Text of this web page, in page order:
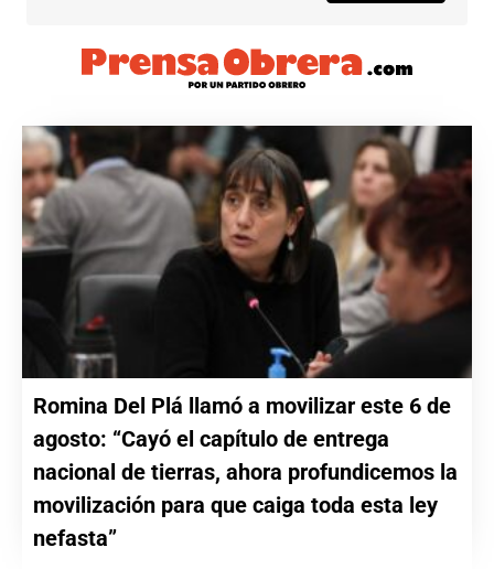
Romina Del Plá llamó a movilizar este 6 de
agosto: “Cayó el capítulo de entrega
nacional de tierras, ahora profundicemos la
movilización para que caiga toda esta ley
nefasta”